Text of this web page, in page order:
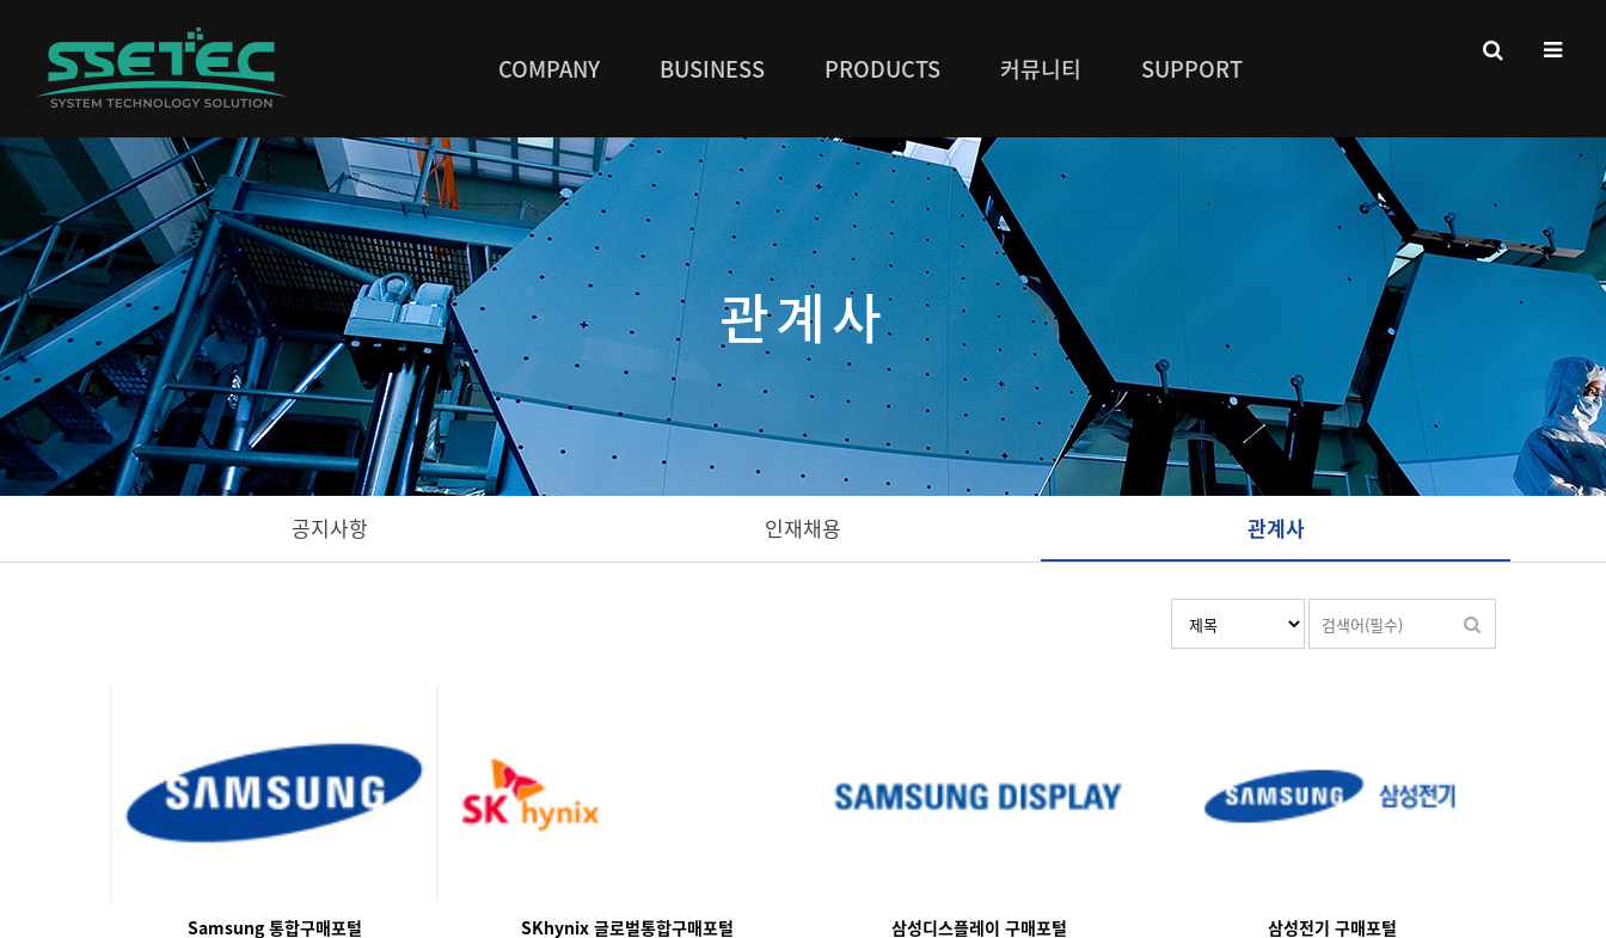
COMPANY BUSINESS PRODUCTS 커뮤니티 SUPPORT
관계사
공지사항 인재채용 관계사
Samsung 통합구매포털 SKhynix 글로벌통합구매포털 삼성디스플레이 구매포털 삼성전기 구매포털